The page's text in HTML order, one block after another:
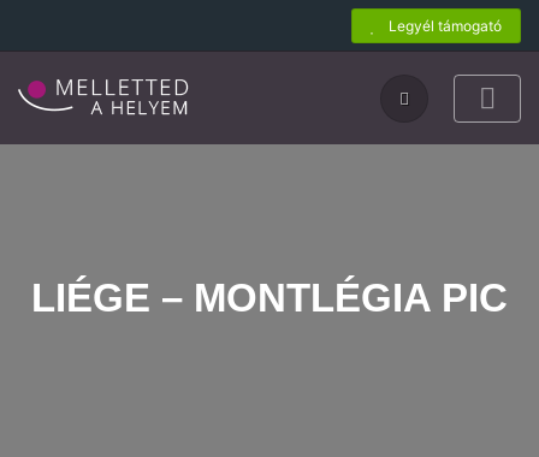
Legyél támogató
LIÉGE – MONTLÉGIA PIC